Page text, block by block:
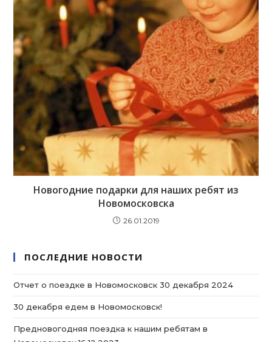
Новогодние подарки для наших ребят из
Новомосковска
26.01.2019
ПОСЛЕДНИЕ НОВОСТИ
Отчет о поездке в Новомосковск 30 декабря 2024
30 декабря едем в Новомосковск!
Предновогодняя поездка к нашим ребятам в